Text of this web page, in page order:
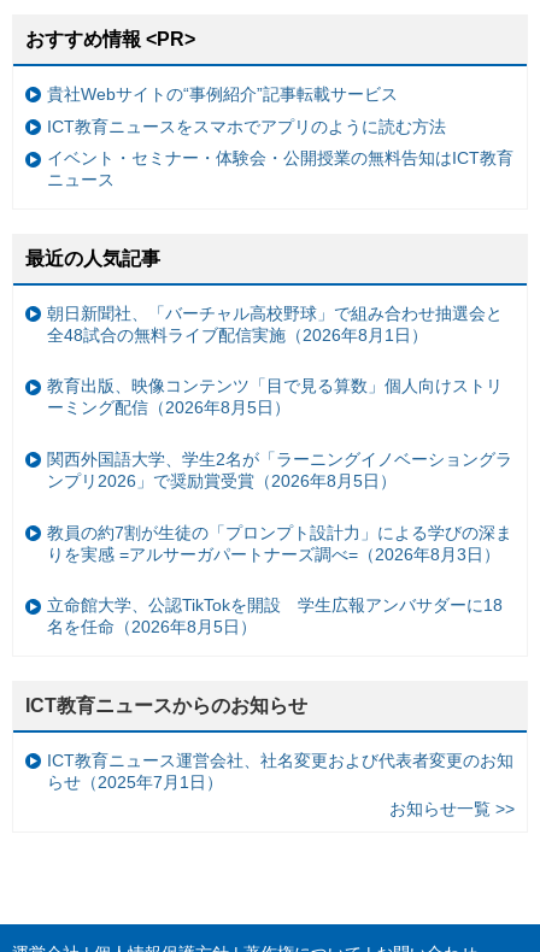
おすすめ情報 <PR>
貴社Webサイトの“事例紹介”記事転載サービス
ICT教育ニュースをスマホでアプリのように読む方法
イベント・セミナー・体験会・公開授業の無料告知はICT教育
ニュース
最近の人気記事
朝日新聞社、「バーチャル高校野球」で組み合わせ抽選会と
全48試合の無料ライブ配信実施（2026年8月1日）
教育出版、映像コンテンツ「目で見る算数」個人向けストリ
ーミング配信（2026年8月5日）
関西外国語大学、学生2名が「ラーニングイノベーショングラ
ンプリ2026」で奨励賞受賞（2026年8月5日）
教員の約7割が生徒の「プロンプト設計力」による学びの深ま
りを実感 =アルサーガパートナーズ調べ=（2026年8月3日）
立命館大学、公認TikTokを開設 学生広報アンバサダーに18
名を任命（2026年8月5日）
ICT教育ニュースからのお知らせ
ICT教育ニュース運営会社、社名変更および代表者変更のお知
らせ（2025年7月1日）
お知らせ一覧 >>